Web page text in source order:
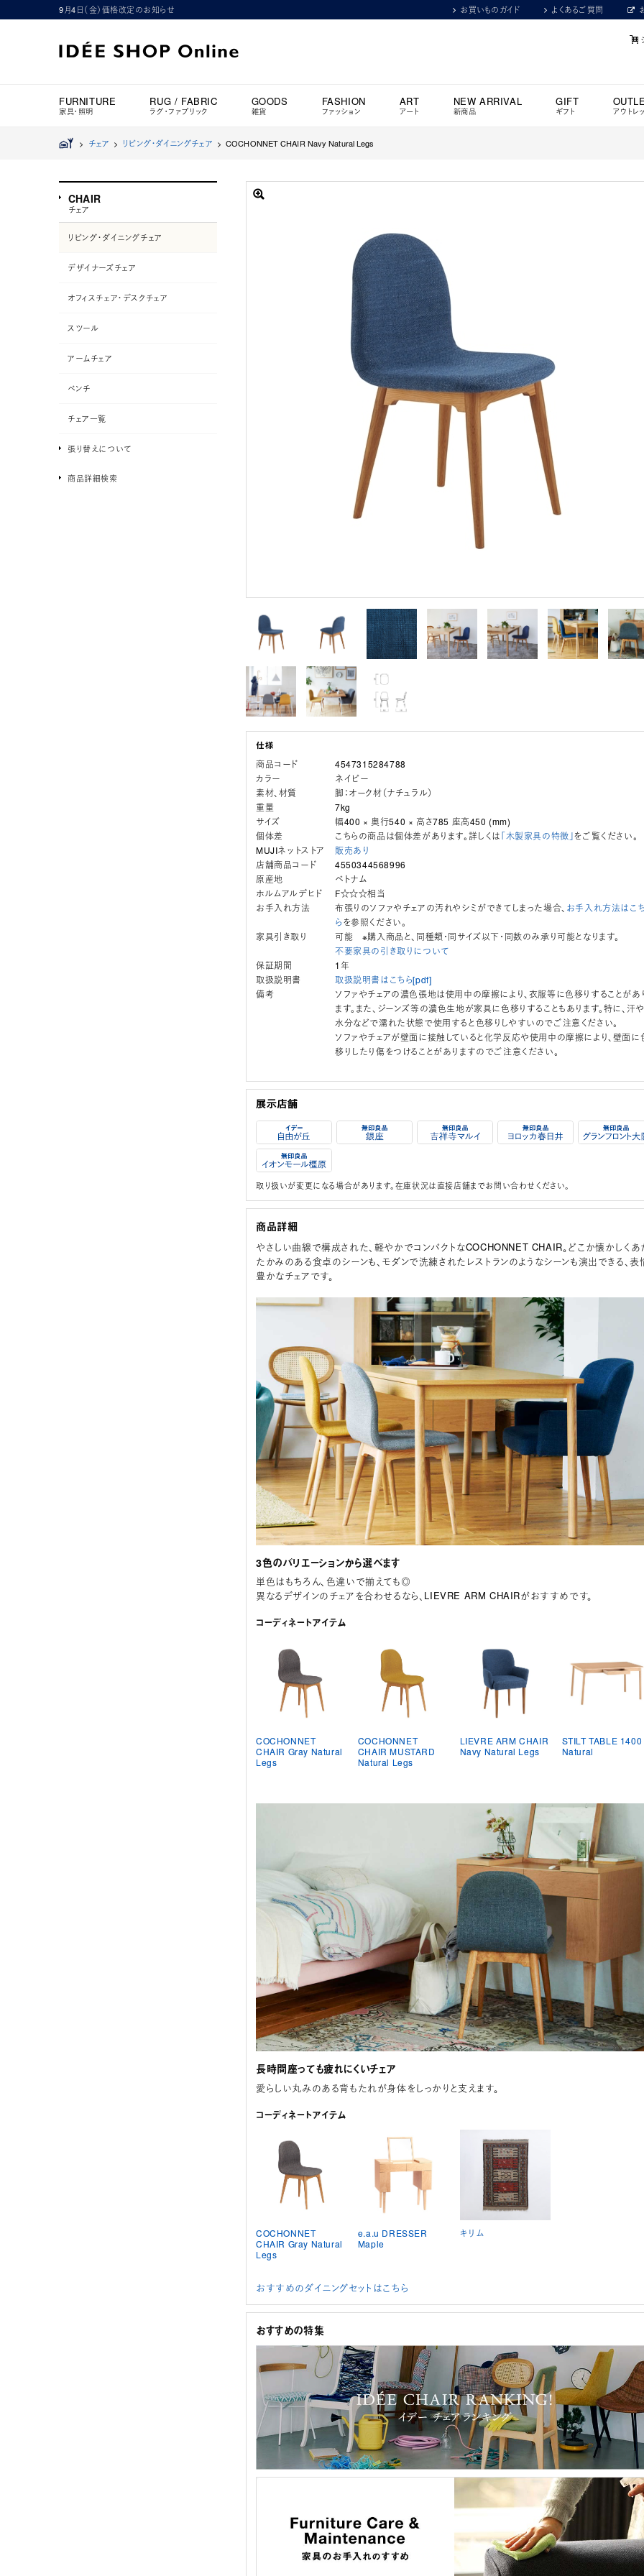
9月4日（金）価格改定のお知らせ お買いものガイド よくあるご質問
FURNITURE
家具・照明
RUG / FABRIC
ラグ・ファブリック
GOODS
雑貨
FASHION
ファッション
ART
アート
NEW ARRIVAL
新商品
GIFT
ギフト アウトレ
> チェア > リビング・ダイニングチェア >COCHONNET CHAIR Navy Natural Legs
商品コード
4547315284788
カラー
ネイビー
素材、材質
脚：オーク材（ナチュラル）
重量
7kg
サイズ
幅400 × 奥行540 × 高さ785 座高450 (mm)
個体差
こちらの商品は個体差があります。詳しくは「木製家具の特徴」をご覧ください。
MUJIネットストア
販売あり
店舗商品コード
4550344568996
原産地
ベトナム
ホルムアルデヒド
F☆☆☆相当
お手入れ方法
布張りのソファやチェアの汚れやシミができてしまった場合、 お手入れ方法はこ
らを参照ください。
家具引き取り
可能 ※購入商品と、同種類・同サイズ以下・同数のみ承り可能となります。
不要家具の引き取りについて
保証期間
1年
取扱説明書
取扱説明書はこちら[pdf]
備考
ソファやチェアの濃色張地は使用中の摩擦により、衣服等に色移りすることがあ
ます。また、ジーンズ等の濃色生地が家具に色移りすることもあります。特に、汗や
水分などで濡れた状態で使用すると色移りしやすいのでご注意ください。
ソファやチェアが壁面に接触していると化学反応や使用中の摩擦により、壁面に
移りしたり傷をつけることがありますのでご注意ください。
取り扱いが変更になる場合があります。在庫状況は直接店舗までお問い合わせください。
商品詳細
やさしい曲線で構成された、軽やかでコンパクトなCOCHONNET CHAIR。どこか懐かしくあ
たかみのある食卓のシーンも、モダンで洗練されたレストランのようなシーンも演出できる、表
豊かなチェアです。
3色のバリエーションから選べます
単色はもちろん、色違いで揃えても◎
異なるデザインのチェアを合わせるなら、LIEVRE ARM CHAIRがおすすめです。
コーディネートアイテム
COCHONNET
CHAIR Gray Natural
Legs
COCHONNET
CHAIR MUSTARD
Natural Legs
LIEVRE ARM CHAIR
Navy Natural Legs
STILT TABLE 1400
Natural
長時間座っても疲れにくいチェア
愛らしい丸みのある背もたれが身体をしっかりと支えます。
コーディネートアイテム
COCHONNET
CHAIR Gray Natural
Legs
e.a.u DRESSER
Maple
キリム
おすすめのダイニングセットはこちら
おすすめの特集
CHAIR
チェア
リビング・ダイニングチェア
デザイナーズチェア
オフィスチェア・デスクチェア
スツール
アームチェア
ベンチ
チェア一覧
張り替えについて
商品詳細検索